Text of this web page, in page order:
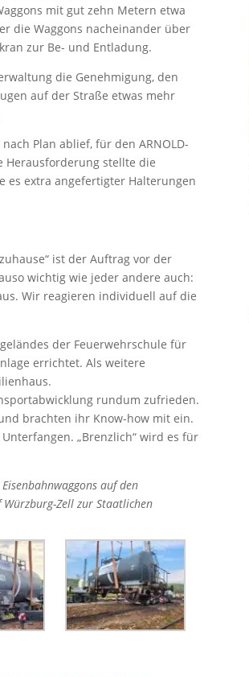
mit gut zehn Metern etwa
die Waggons nacheinander über
zur Be- und Entladung.
die Genehmigung, den
auf der Straße etwas mehr
Plan ablief, für den ARNOLD-
Herausforderung stellte die
es extra angefertigter Halterungen
ist der Auftrag vor der
wichtig wie jeder andere auch:
Wir reagieren individuell auf die
der Feuerwehrschule für
errichtet. Als weitere
rundum zufrieden.
brachten ihr Know-how mit ein.
„Brenzlich“ wird es für
auf den
Zell zur Staatlichen